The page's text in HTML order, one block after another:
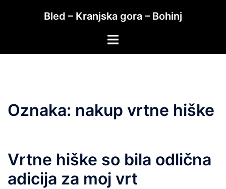
Bled – Kranjska gora – Bohinj
Toggle
Oznaka: nakup vrtne hiške
Vrtne hiške so bila odlična
adicija za moj vrt